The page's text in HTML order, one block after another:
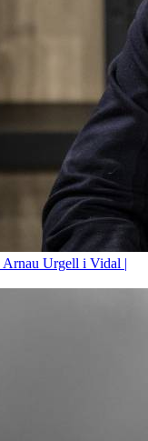
Arnau Urgell i Vidal |